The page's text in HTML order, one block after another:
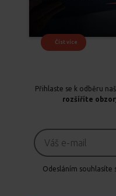
Číst více
Přihlaste se k odběru
rozšíříte
Odesláním souhlasíte